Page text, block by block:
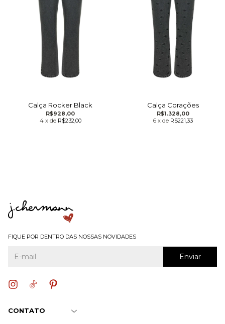
Calça Rocker Black
R$928,00
4 x de R$232,00
Calça Corações
R$1.328,00
6 x de R$221,33
FIQUE POR DENTRO DAS NOSSAS NOVIDADES
CONTATO